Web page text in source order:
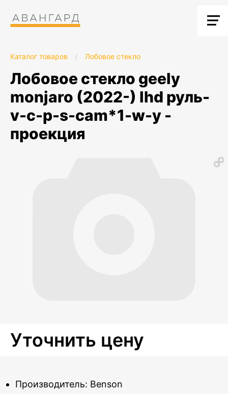
Каталог товаров / Лобовое стекло
лобовое стекло geely
monjaro (2022-) lhd руль-
v-c-p-s-cam*1-w-y -
проекция
Уточнить цену
Производитель: Benson